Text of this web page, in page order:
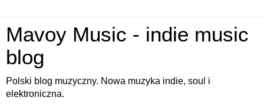
Mavoy Music - indie music
blog
Polski blog muzyczny. Nowa muzyka indie, soul i
elektroniczna.